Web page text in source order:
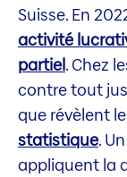
Suisse. En
activité
partiel. Chez
contre tout
que révèlent
statistique.
appliquent la